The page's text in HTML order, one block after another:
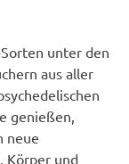
unter den
aus aller
genießen,
neue
Körper und